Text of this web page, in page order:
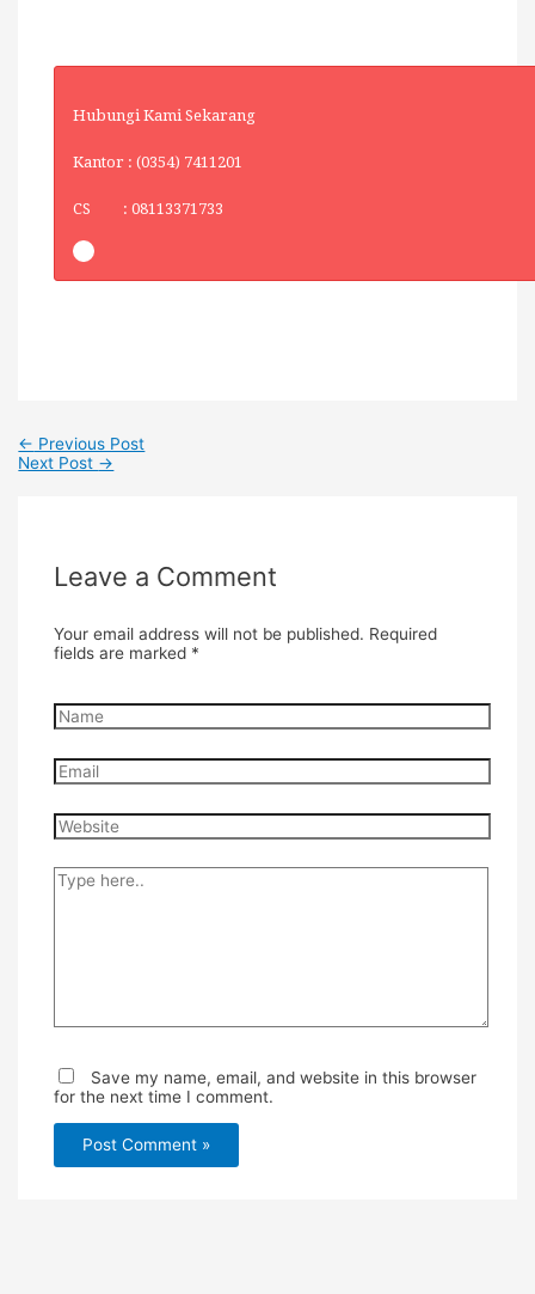
Hubungi Kami Sekarang
Kantor : (0354) 7411201
CS : 08113371733
← Previous Post
Next Post →
Leave a Comment
Your email address will not be published. Required
fields are marked *
Name
Email
Website
Type
here..
Save my name, email, and website in this browser
for the next time I comment.